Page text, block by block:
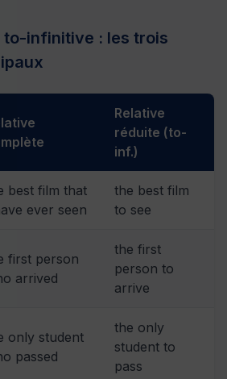
to-infinitive : les trois
Relative
réduite (to-
inf.)
best film that
ever seen
the best film
to see
first person
arrived
the first
person to
arrive
only student
passed
the only
student to
pass